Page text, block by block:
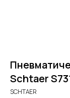
Schtaer
SCHTAER